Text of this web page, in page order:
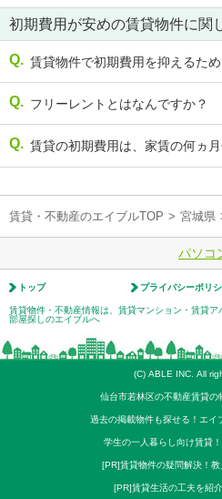
初期費用が安めの賃貸物件に関
賃貸物件で初期費用を抑えるため
フリーレントとはなんですか？
賃貸の初期費用は、家賃の何ヵ
賃貸・不動産のエイブルTOP > 宮城県
パソコ
トップ プライバシーポリ
賃貸物件・不動産情報は、賃貸マンション・賃貸
部屋探しのエイブルへ
(C) ABLE INC. All
仙台市若林区の不動産賃貸の
過去の掲載物件も探せる！エイ
学生の一人暮らし向け賃貸
[PR]賃貸物件の疑問解決！
[PR]賃貸生活の工夫を紹